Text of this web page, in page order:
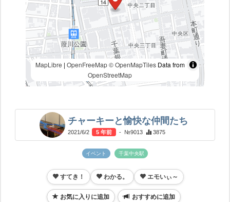
MapLibre | OpenFreeMap © OpenMapTilesData from
OpenStreetMap
チャーキーと愉快な仲間たち
2021/6/2 5 年前 - №9013 3875
イベント 千葉中央駅
すてき！ わかる。 エモいぃ～
お気に入りに追加 おすすめに追加